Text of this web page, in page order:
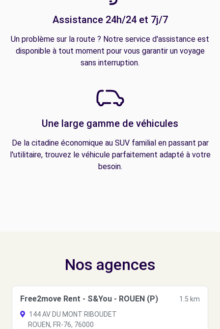
Assistance 24h/24 et 7j/7
Un problème sur la route ? Notre service d'assistance est
disponible à tout moment pour vous garantir un voyage
sans interruption.
Une large gamme de véhicules
De la citadine économique au SUV familial en passant par
l'utilitaire, trouvez le véhicule parfaitement adapté à votre
besoin.
Nos agences
Free2move Rent - S&You - ROUEN (P)
1.5 km
144 AV DU MONT RIBOUDET
ROUEN, FR-76, 76000